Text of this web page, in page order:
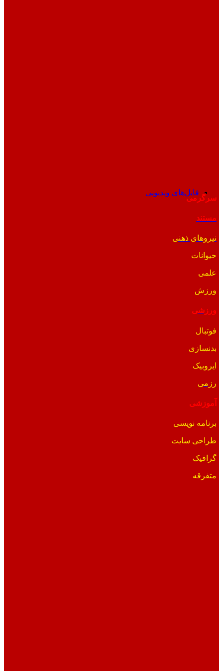
فایل‌های ویدیویی
سرگرمی
مستند
نیروهای ذهنی
حیوانات
علمی
ورزش
ورزشی
فوتبال
بدنسازی
ایروبیک
رزمی
آموزشی
برنامه نویسی
طراحی سایت
گرافیک
متفرقه